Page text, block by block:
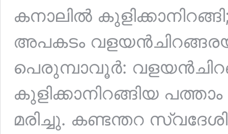
കനാലിൽ
അപകടം
പെരുമ്പാവൂർ:
കുളിക്കാനിറങ്ങിയ
മരിച്ചു. കണ്ടന്തറ